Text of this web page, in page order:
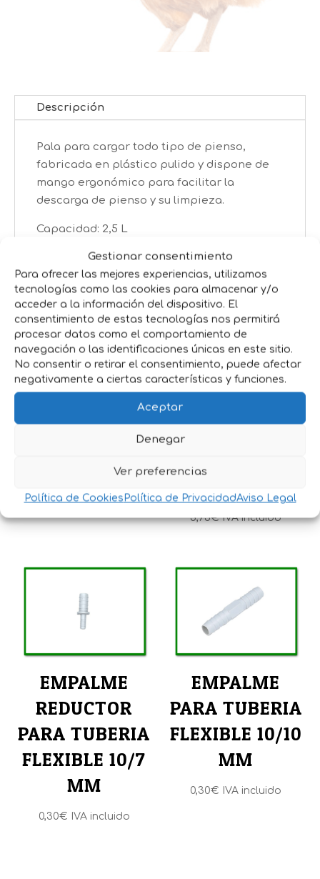
Gestionar consentimiento
Para ofrecer las mejores experiencias, utilizamos
tecnologías como las cookies para almacenar y/o
acceder a la información del dispositivo. El
consentimiento de estas tecnologías nos permitirá
procesar datos como el comportamiento de
navegación o las identificaciones únicas en este sitio.
No consentir o retirar el consentimiento, puede afectar
negativamente a ciertas características y funciones.
Aceptar
Denegar
Ver preferencias
Política de Cookies Política de PrivacidadAviso Legal
Descripción
Pala para cargar todo tipo de pienso,
fabricada en plástico pulido y dispone de
mango ergonómico para facilitar la
descarga de pienso y su limpieza.
Capacidad: 2,5 L
Productos relacionados
ANTIPICAJE
3,20 IVA incluido
VALVULA BAJA
5,75€ IVA incluido
EMPALME
REDUCTOR
PARA TUBERIA
FLEXIBLE 10/7
MM
0,30€ IVA incluido
EMPALME
PARA TUBERIA
FLEXIBLE 10/10
MM
0,30€ IVA incluido